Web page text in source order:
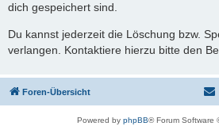
dich gespeichert sind.
Du kannst jederzeit die Löschung bzw.
verlangen. Kontaktiere hierzu bitte den
Foren-Übersicht
Powered by phpBB® Forum Software